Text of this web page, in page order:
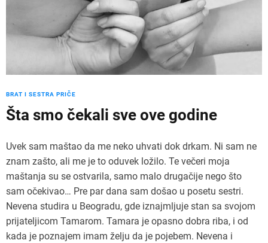
BRAT I SESTRA PRIČE
Šta smo čekali sve ove godine
Uvek sam maštao da me neko uhvati dok drkam. Ni sam ne
znam zašto, ali me je to oduvek ložilo. Te večeri moja
maštanja su se ostvarila, samo malo drugačije nego što
sam očekivao… Pre par dana sam došao u posetu sestri.
Nevena studira u Beogradu, gde iznajmljuje stan sa svojom
prijateljicom Tamarom. Tamara je opasno dobra riba, i od
kada je poznajem imam želju da je pojebem. Nevena i